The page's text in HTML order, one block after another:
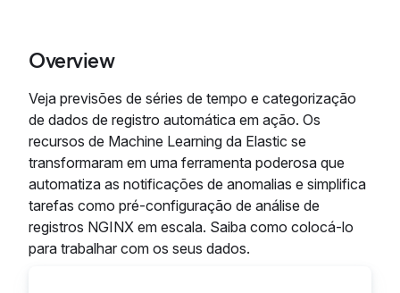
Overview
Veja previsões de séries de tempo e categorização
de dados de registro automática em ação. Os
recursos de Machine Learning da Elastic se
transformaram em uma ferramenta poderosa que
automatiza as notificações de anomalias e simplifica
tarefas como pré-configuração de análise de
registros NGINX em escala. Saiba como colocá-lo
para trabalhar com os seus dados.